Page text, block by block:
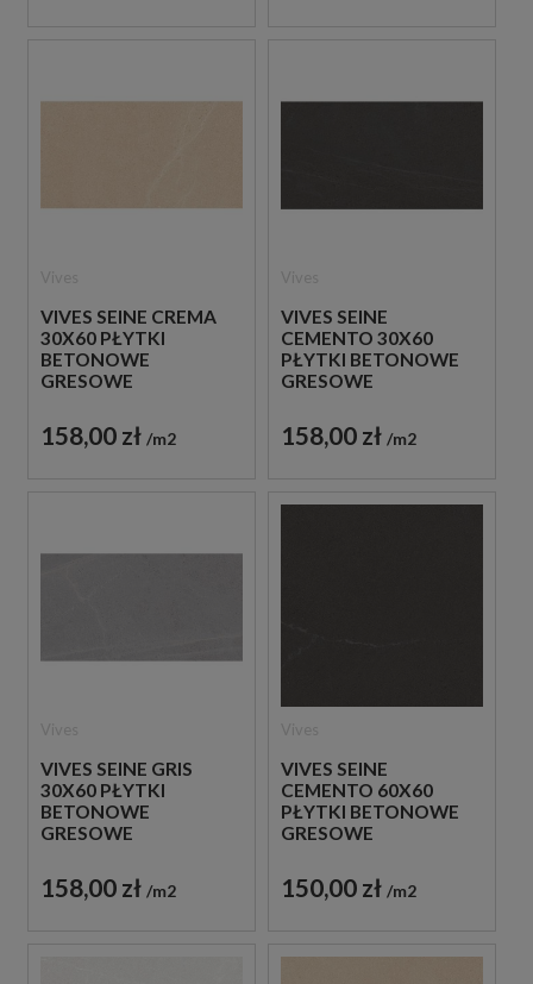
VIVES SEINE CREMA
30X60 PŁYTKI
BETONOWE
GRESOWE
158,00 zł m2
VIVES SEINE
CEMENTO 30X60
PŁYTKI BETONOWE
GRESOWE
158,00 zł m2
VIVES SEINE GRIS
30X60 PŁYTKI
BETONOWE
GRESOWE
158,00 zł m2
VIVES SEINE
CEMENTO 60X60
PŁYTKI BETONOWE
GRESOWE
150,00 zł m2